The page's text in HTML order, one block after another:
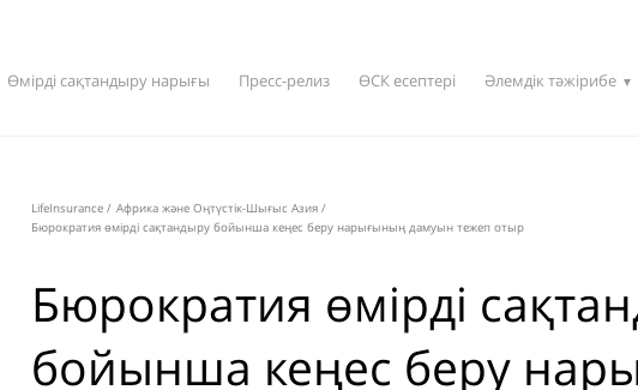
Өмірді сақтандыру нарығы Пресс-релиз ӨСК есептері Әлемдік тәжірибе ▼
LifeInsurance / Африка және Оңтүстік-Шығыс Азия /
Бюрократия өмірді сақтандыру бойынша кеңес беру нарығының дамуын тежеп отыр
Бюрократия өмірді
бойынша кеңес беру